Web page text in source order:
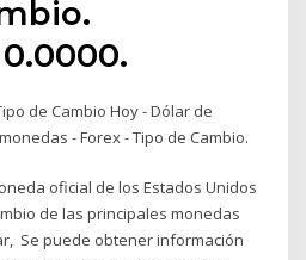
de Cambio Hoy - Dólar de
- Forex - Tipo de Cambio.
oficial de los Estados Unidos
de las principales monedas
Se puede obtener información